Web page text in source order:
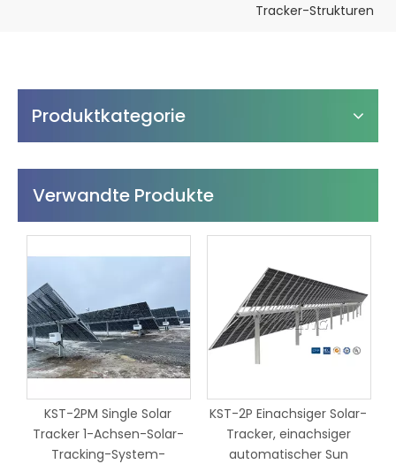
Tracker-Strukturen
Produktkategorie
Verwandte Produkte
KST-2PM Single Solar
Tracker 1-Achsen-Solar-
Tracking-System-
KST-2P Einachsiger Solar-
Tracker, einachsiger
automatischer Sun